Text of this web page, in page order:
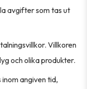
avgifter som tas ut
Villkoren
och olika produkter.
angiven tid,